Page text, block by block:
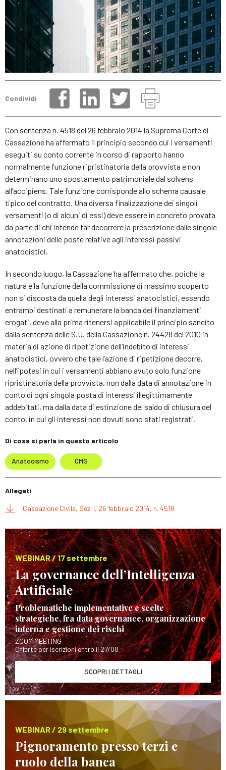
Condividi
Con sentenza n. 4518 del 26 febbraio 2014 la Suprema Corte di
Cassazione ha affermato il principio secondo cui i versamenti
eseguiti su conto corrente in corso di rapporto hanno
normalmente funzione ripristinatoria della provvista e non
determinano uno spostamento patrimoniale dal solvens
all’accipiens. Tale funzione corrisponde allo schema causale
tipico del contratto. Una diversa finalizzazione dei singoli
versamenti (o di alcuni di essi) deve essere in concreto provata
da parte di chi intende far decorrere la prescrizione dalle singole
annotazioni delle poste relative agli interessi passivi
anatocistici.
In secondo luogo, la Cassazione ha affermato che, poiché la
natura e la funzione della commissione di massimo scoperto
non si discosta da quella degli interessi anatocistici, essendo
entrambi destinati a remunerare la banca dei finanziamenti
erogati, deve alla prima ritenersi applicabile il principio sancito
dalla sentenza delle S.U. della Cassazione n. 24428 del 2010 in
materia di azione di ripetizione dell’indebito di interessi
anatocistici, ovvero che tale l’azione di ripetizione decorre,
nell’ipotesi in cui i versamenti abbiano avuto solo funzione
ripristinatoria della provvista, non dalla data di annotazione in
conto di ogni singola posta di interessi illegittimamente
addebitati, ma dalla data di estinzione del saldo di chiusura del
conto, in cui gli interessi non dovuti sono stati registrati.
Di cosa si parla in questo articolo
Anatocismo CMS
Allegati
Cassazione Civile, Sez. I, 26 febbraio 2014, n. 4518
WEBINAR / 17 settembre
La governance dell’Intelligenza
Artificiale
Problematiche implementative e scelte
strategiche, fra data governance, organizzazione
interna e gestione dei rischi
ZOOM MEETING
Offerte per iscrizioni entro il 27/08
SCOPRI I DETTAGLI
WEBINAR / 29 settembre
Pignoramento presso terzi e
ruolo della banca